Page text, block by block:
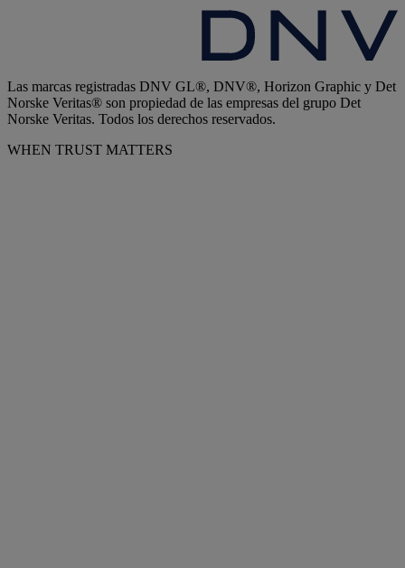
Las marcas registradas DNV GL®, DNV®, Horizon Graphic y Det
Norske Veritas® son propiedad de las empresas del grupo Det
Norske Veritas. Todos los derechos reservados.
WHEN TRUST MATTERS